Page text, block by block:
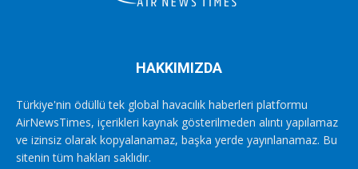
HAKKIMIZDA
Türkiye'nin ödüllü tek global havacılık haberleri platformu
AirNewsTimes, içerikleri kaynak gösterilmeden alıntı yapılamaz
ve izinsiz olarak kopyalanamaz, başka yerde yayınlanamaz. Bu
sitenin tüm hakları saklıdır.